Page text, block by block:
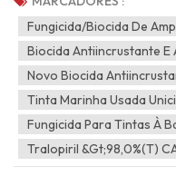
Fungicida/biocida De
Biocida Antiincrustante
Novo Biocida
Tinta Marinha Usada
Fungicida Para Tintas À
Tralopiril &gt;98,0%(T)